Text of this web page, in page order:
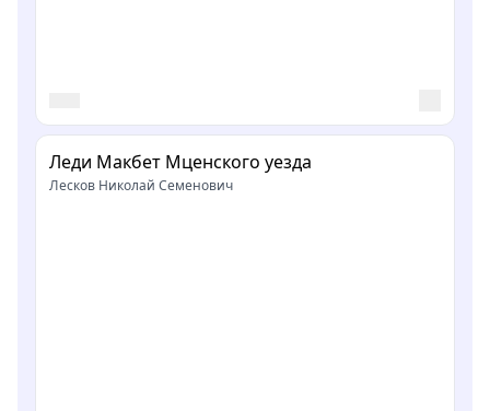
Леди Макбет Мценского уезда
Лесков Николай Семенович